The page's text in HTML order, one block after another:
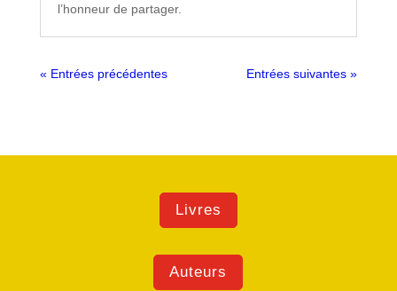
l’honneur de partager.
« Entrées précédentes Entrées suivantes »
Livres
Auteurs